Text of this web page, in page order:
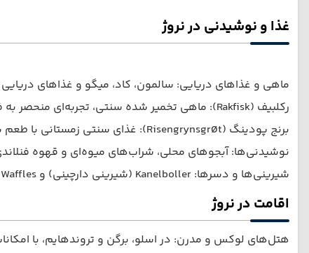
غذا و نوشیدنی در نروژ
ماهی و غذاهای دریایی: سالمون، کاد، میگو و غذاهای
رکلبیف (Rakfisk): ماهی تخمیر شده سنتی، تجربه‌ای منحصر به فرد برای علاقه‌مندان به فرهنگ محلی.
برنج پودینگ (Risengrynsgrøt): غذای سنتی زمستانی با طعم شیرین و کرمی.
نوشیدنی‌ها: آبجوهای محلی، شراب‌های میوه‌ای و قهوه
شیرینی‌ها و دسرها: Kanelboller (شیرینی دارچینی) و Waffles نروژی که در کافه‌ها سرو می‌شوند.
اقامت در نروژ
هتل‌های لوکس و مدرن: در اسلو، برگن و تروندهایم، با